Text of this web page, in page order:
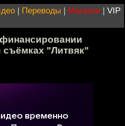
| Переводы | Магазин | VIP
съёмках "Литвяк"